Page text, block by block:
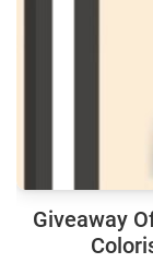
Giveaway